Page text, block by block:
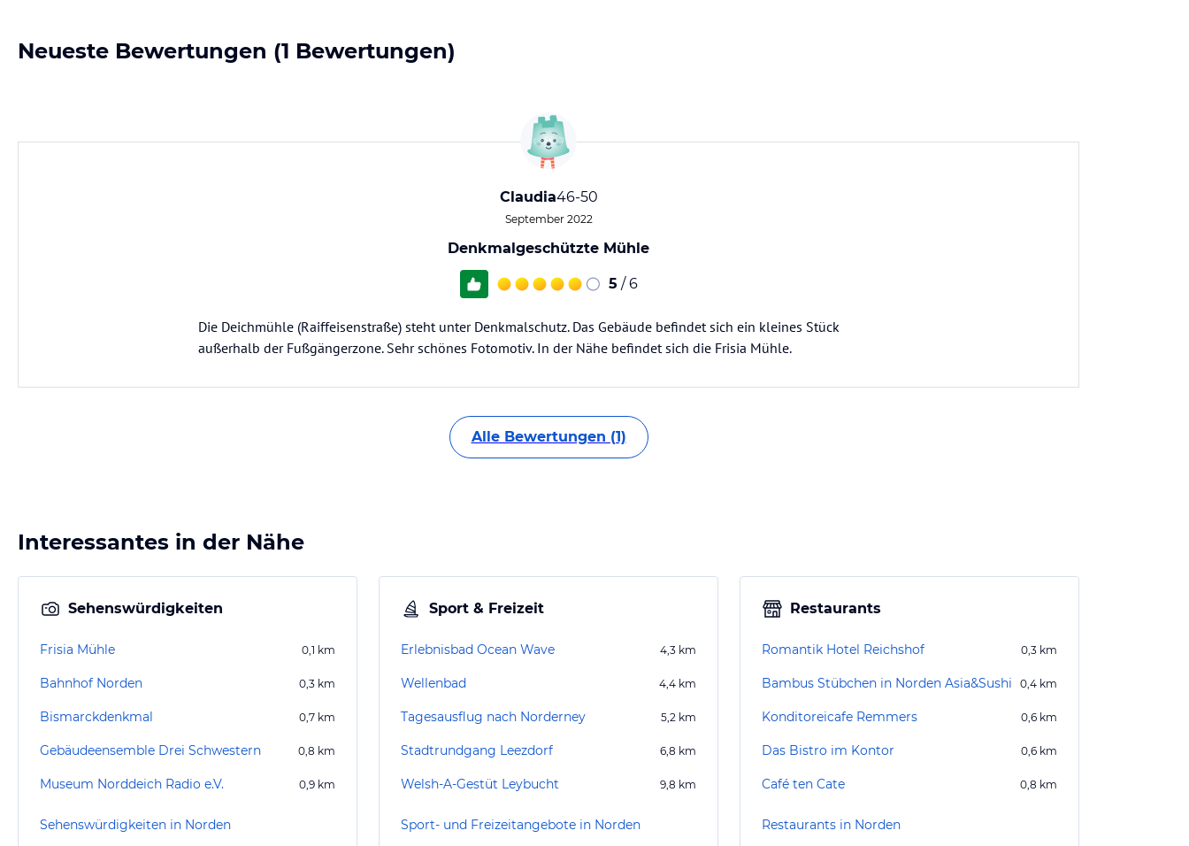
Neueste Bewertungen (1 Bewertungen)
Claudia46-50
September 2022
Denkmalgeschützte Mühle
5 / 6
Die Deichmühle (Raiffeisenstraße) steht unter Denkmalschutz. Das Gebäude befindet sich ein kleines Stück
außerhalb der Fußgängerzone. Sehr schönes Fotomotiv. In der Nähe befindet sich die Frisia Mühle.
Alle Bewertungen (1)
Interessantes in der Nähe
Sehenswürdigkeiten
Frisia Mühle 0,1 km
Bahnhof Norden 0,3 km
Bismarckdenkmal 0,7 km
Gebäudeensemble Drei Schwestern 0,8 km
Museum Norddeich Radio e.V. 0,9 km
Sehenswürdigkeiten in Norden
Sport & Freizeit
Erlebnisbad Ocean Wave 4,3 km
Wellenbad 4,4 km
Tagesausflug nach Norderney 5,2 km
Stadtrundgang Leezdorf 6,8 km
Welsh-A-Gestüt Leybucht 9,8 km
Sport- und Freizeitangebote in Norden
Restaurants
Romantik Hotel Reichshof 0,3 km
Bambus Stübchen in Norden Asia&Sushi 0,4 km
Konditoreicafe Remmers 0,6 km
Das Bistro im Kontor 0,6 km
Café ten Cate 0,8 km
Restaurants in Norden